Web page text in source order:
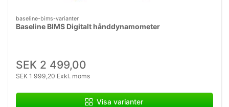
baseline-bims-varianter
Baseline BIMS Digitalt hånddynamometer
SEK 2 499,00
SEK 1 999,20 Exkl. moms
Visa varianter